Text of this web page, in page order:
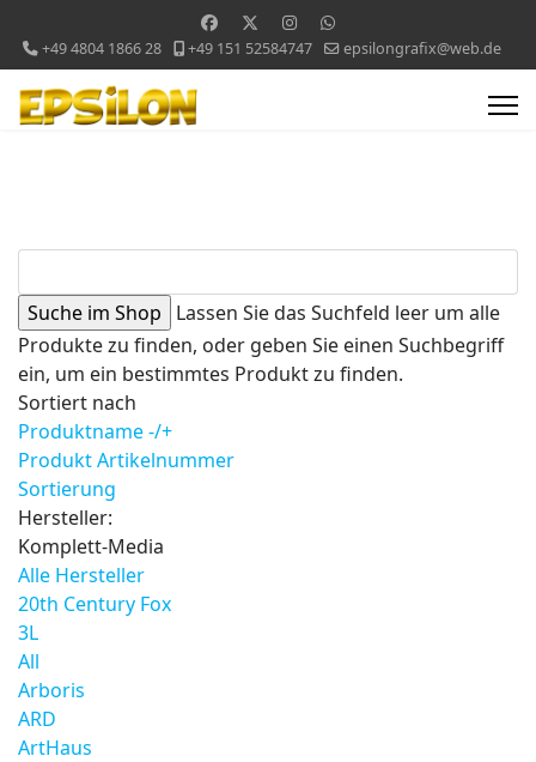
+49 4804 1866 28 +49 151 52584747 epsilongrafix@web.de
Lassen Sie das Suchfeld leer um alle
Produkte zu finden, oder geben Sie einen Suchbegriff
ein, um ein bestimmtes Produkt zu finden.
Sortiert nach
Produktname -/+
Produkt Artikelnummer
Sortierung
Hersteller:
Komplett-Media
Alle Hersteller
20th Century Fox
3L
All
Arboris
ARD
ArtHaus